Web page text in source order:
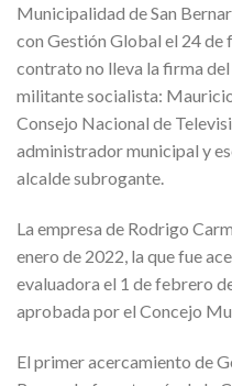
Municipalidad de San
con Gestión Global el 24 de
contrato no lleva la firma
militante socialista:
Consejo Nacional de
administrador municipal y
alcalde subrogante.
La empresa de Rodrigo
enero de 2022, la que fue
evaluadora el 1 de febrero
aprobada por el Concejo
El primer acercamiento de